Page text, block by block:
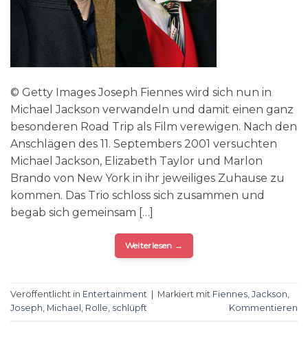
© Getty Images Joseph Fiennes wird sich nun in
Michael Jackson verwandeln und damit einen ganz
besonderen Road Trip als Film verewigen. Nach den
Anschlägen des 11. Septembers 2001 versuchten
Michael Jackson, Elizabeth Taylor und Marlon
Brando von New York in ihr jeweiliges Zuhause zu
kommen. Das Trio schloss sich zusammen und
begab sich gemeinsam […]
Weiterlesen →
Veröffentlicht in Entertainment Markiert mit Fiennes Jackson
Joseph Michael Rolle schlüpft Kommentieren